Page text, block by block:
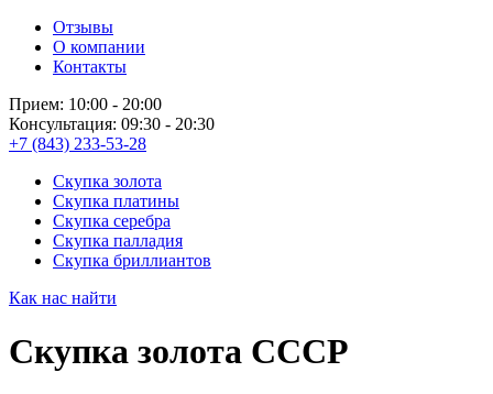
Отзывы
О компании
Контакты
Прием: 10:00 - 20:00
Консультация: 09:30 - 20:30
+7 (843) 233-53-28
Скупка золота
Скупка платины
Скупка серебра
Скупка палладия
Скупка бриллиантов
Как нас найти
Скупка золота СССР